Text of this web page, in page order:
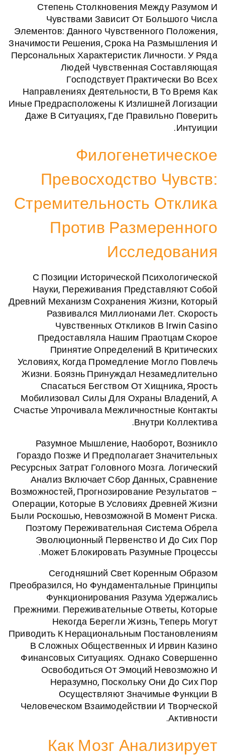
Степень Столкновения Между
Чувствами Зависит От
Элементов: Данного Чувственного
Значимости Решения, Срока На
Персональных Характеристик
Людей Чувственная
Господствует
Направлениях Деятельности, В То
Иные Предрасположены К Излишней
Даже В Ситуациях, Где Правильно
Превосходство
Стремительность
Против
С Позиции Исторической
Науки, Переживания
Древний Механизм Сохранения
Развивался Миллионами Лет.
Чувственных Откликов В
Предоставляла Нашим
Принятие Определений В
Условиях, Когда Промедление
Жизни. Боязнь Принуждал
Спасаться Бегством От
Мобилизовал Силы Для Охраны
Счастье Упрочивала Межличностные
Внутри
Разумное Мышление, Наоборот,
Гораздо Позже И Предполагает
Ресурсных Затрат Головного Мозга.
Анализ Включает Сбор Данных,
Возможностей, Прогнозирование
Операции, Которые В Условиях
Были Роскошью, Невозможной В
Поэтому Переживательная
Эволюционный Первенство И
Может Блокировать Разумные
Сегодняшний Свет
Преобразился, Но Фундаментальные
Функционирования Разума
Прежними. Переживательные
Некогда Берегли Жизнь,
Приводить К Нерациональным
В Сложных Общественных И
Финансовых Ситуациях. Однако
Освободиться От Эмоций
Неразумно, Поскольку Они
Осуществляют Значимые
Человеческом Взаимодействии И
Как Мозг